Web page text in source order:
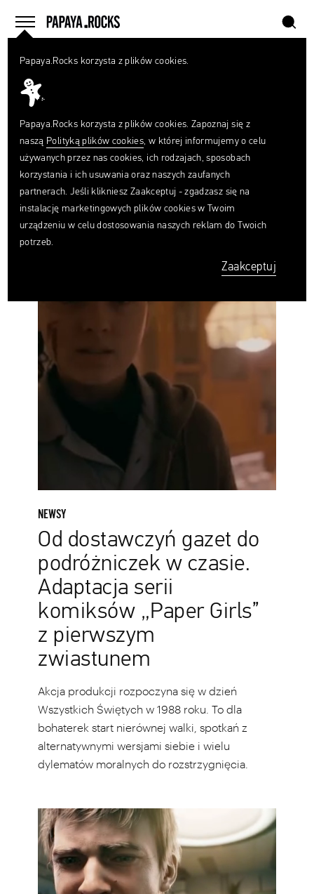
menu
home szukaj
Od
dostawczyń
gazet
Adaptacja
komiksów
„Paper
zwiastunem
NEWSY
Od dostawczyń gazet do
podróżniczek w czasie.
Adaptacja serii
komiksów „Paper Girls”
z pierwszym
zwiastunem
Akcja produkcji rozpoczyna się w dzień
Wszystkich Świętych w 1988 roku. To dla
bohaterek start nierównej walki, spotkań z
alternatywnymi wersjami siebie i wielu
dylematów moralnych do rozstrzygnięcia.
Różne
wersje
siebie.
Twórcy
„Frostpunka”
Papaya.Rocks korzysta z plików cookies.
Papaya.Rocks korzysta z plików cookies. Zapoznaj się z
naszą Polityką plików cookies, w której informujemy o celu
używanych przez nas cookies, ich rodzajach, sposobach
korzystania i ich usuwania oraz naszych zaufanych
partnerach. Jeśli klikniesz Zaakceptuj - zgadzasz się na
instalację marketingowych plików cookies w Twoim
urządzeniu w celu dostosowania naszych reklam do Twoich
potrzeb.
Zaakceptuj
Czego
szukasz?